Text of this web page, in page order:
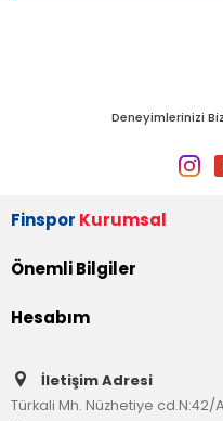
Deneyimlerinizi
Finspor Kurumsal
Önemli Bilgiler
Hesabım
İletişim Adresi
Türkali Mh. Nüzhetiye cd.N:42/